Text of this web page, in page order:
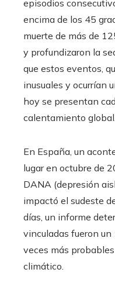
episodios
encima de los 45
muerte de más de
y profundizaron la
que estos eventos,
inusuales y ocurrían
hoy se presentan
calentamiento global.
En España, un
lugar en octubre de
DANA (depresión
impactó el sudeste
días, un informe
vinculadas fueron
veces más
climático.